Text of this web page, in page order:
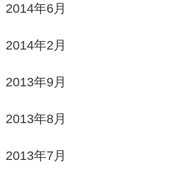
2014年6月
2014年2月
2013年9月
2013年8月
2013年7月